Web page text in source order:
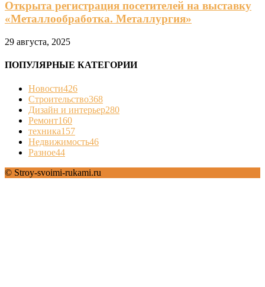
Открыта регистрация посетителей на выставку
«Металлообработка. Металлургия»
29 августа, 2025
ПОПУЛЯРНЫЕ КАТЕГОРИИ
Новости426
Строительство368
Дизайн и интерьер280
Ремонт160
техника157
Недвижимость46
Разное44
© Stroy-svoimi-rukami.ru